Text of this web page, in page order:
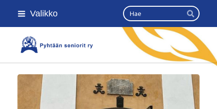
Siirry
sivun
Valikko Haku
Hae
Kansallinen senioriliitto